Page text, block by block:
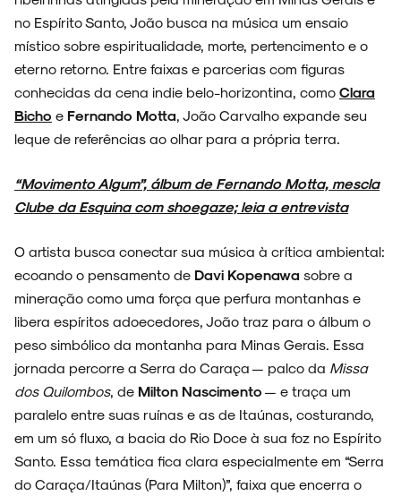
no Espírito Santo, João busca na música um ensaio
místico sobre espiritualidade, morte, pertencimento e o
eterno retorno. Entre faixas e parcerias com figuras
conhecidas da cena indie belo-horizontina, como Clara
Bicho e Fernando Motta, João Carvalho expande seu
leque de referências ao olhar para a própria terra.
“Movimento Algum”, álbum de Fernando Motta, mescla
Clube da Esquina com shoegaze; leia a entrevista
O artista busca conectar sua música à crítica ambiental:
ecoando o pensamento de Davi Kopenawa sobre a
mineração como uma força que perfura montanhas e
libera espíritos adoecedores, João traz para o álbum o
peso simbólico da montanha para Minas Gerais. Essa
jornada percorre a Serra do Caraça — palco da Missa
dos Quilombos, de Milton Nascimento — e traça um
paralelo entre suas ruínas e as de Itaúnas, costurando,
em um só fluxo, a bacia do Rio Doce à sua foz no Espírito
Santo. Essa temática fica clara especialmente em “Serra
do Caraça/Itaúnas (Para Milton)”, faixa que encerra o